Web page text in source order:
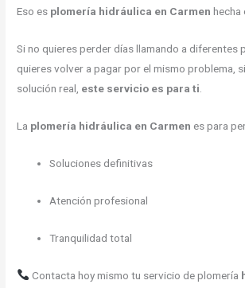
Eso es plomería hidráulica en Carmenhecha
Si no quieres perder días llamando a diferentes
quieres volver a pagar por el mismo problema,
solución real, este servicio es para ti.
La plomería hidráulica en Carmen es para
Soluciones definitivas
Atención profesional
Tranquilidad total
Contacta hoy mismo tu servicio de plomería